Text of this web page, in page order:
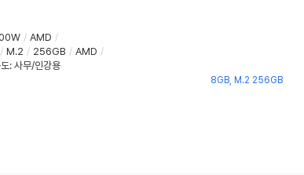
/ AMD /
/ M.2 / 256GB / AMD /
: 사무/인강용
8GB, M.2 256GB